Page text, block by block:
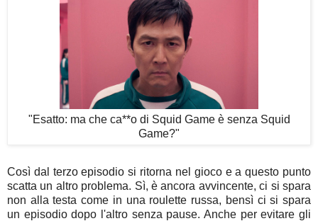
"Esatto: ma che ca**o di Squid Game è senza Squid
Game?"
Così dal terzo episodio si ritorna nel gioco e a questo punto
scatta un altro problema. Sì, è ancora avvincente, ci si spara
non alla testa come in una roulette russa, bensì ci si spara
un episodio dopo l'altro senza pause. Anche per evitare gli